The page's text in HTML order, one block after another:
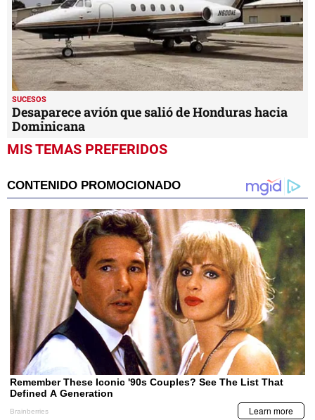
SUCESOS
Desaparece avión que salió de Honduras hacia
Dominicana
MIS TEMAS PREFERIDOS